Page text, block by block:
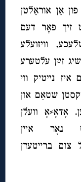
אַן אוראַלטן
זיך פאָר דעם
וויזועלע
זײַן עלטערע
נייטיק ווי
שטאַם און
אָדאָ⸗אָ וועלן
נאָר איין
צום ברייטערן